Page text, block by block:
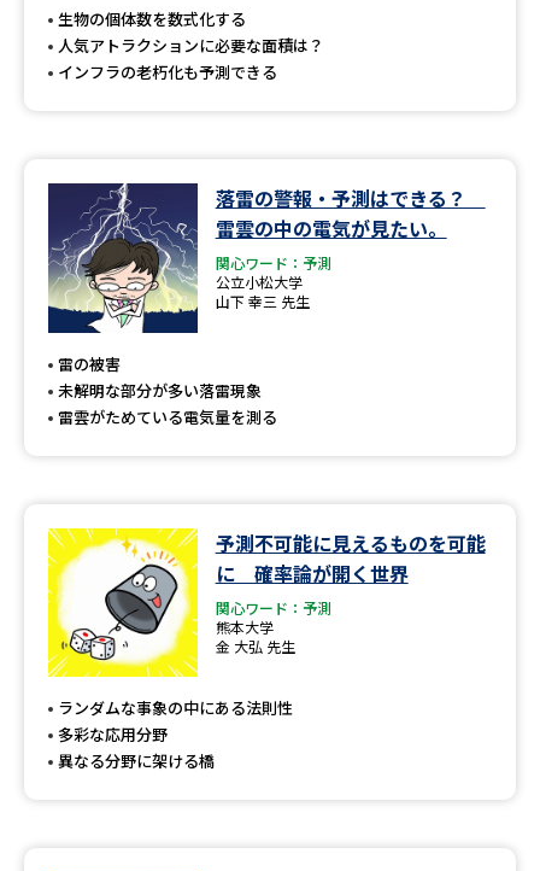
Ｑ＆Ａ よくあるご質問 大学進学IDについて
特定商取引表記
テレメール進学カタログ
訂正のご案内
生物の個体数を数式化する
人気アトラクションに必要な面積は？
インフラの老朽化も予測できる
落雷の警報・予測はできる？
雷雲の中の電気が見たい。
関心ワード：予測
公立小松大学
山下 幸三 先生
雷の被害
未解明な部分が多い落雷現象
雷雲がためている電気量を測る
予測不可能に見えるものを可能
に 確率論が開く世界
関心ワード：予測
熊本大学
金 大弘 先生
ランダムな事象の中にある法則性
多彩な応用分野
異なる分野に架ける橋